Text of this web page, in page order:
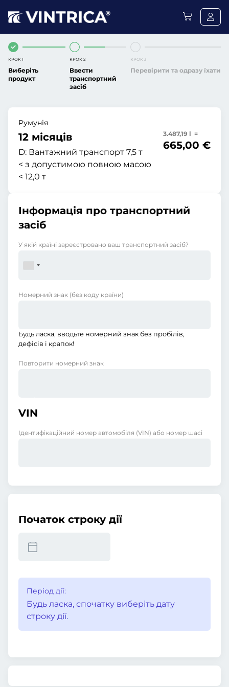
КРОК 1
Виберіть
продукт
КРОК 2
Ввести
транспортний
засіб
КРОК 3
Перевірити та одразу їхати
Румунія
12 місяців
D: Вантажний транспорт 7,5 т
< з допустимою повною масою
< 12,0 т
3.487,19 l =
665,00 €
Інформація про транспортний
засіб
У якій країні зареєстровано ваш транспортний засіб?
Номерний знак (без коду країни)
Будь ласка, вводьте номерний знак без пробілів,
дефісів і крапок!
Повторити номерний знак
VIN
Ідентифікаційний номер автомобіля (VIN) або номер шасі
Початок строку дії
Період дії:
Будь ласка, спочатку виберіть дату
строку дії.